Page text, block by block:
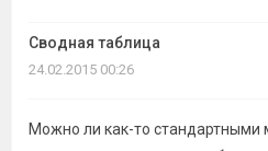
темы
Сводная таблица
24.02.2015 00:26
Можно ли как-то стандартными